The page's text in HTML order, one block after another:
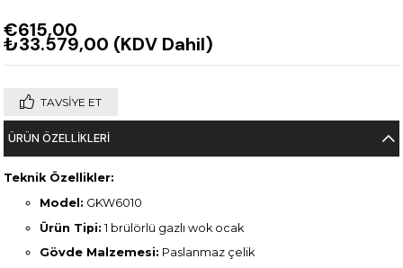
€615,00
₺33.579,00 (KDV Dahil)
TAVSIYE ET
ÜRÜN ÖZELLIKLERI
Teknik Özellikler:
Model: GKW6010
Ürün Tipi: 1 brülörlü gazlı wok ocak
Gövde Malzemesi: Paslanmaz çelik